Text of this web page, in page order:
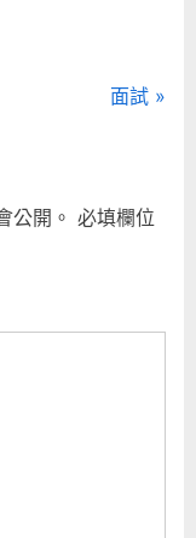
N
P
t
面試
公開。 必填欄位